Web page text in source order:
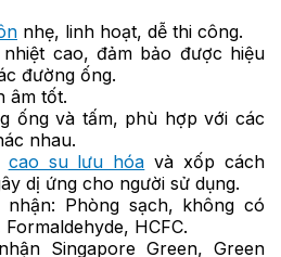
nhẹ, linh hoạt, dễ thi công.
cao, đảm bảo được hiệu
đường ống.
âm tốt.
ống và tấm, phù hợp với các
nhau.
cao su lưu hóa và xốp cách
dị ứng cho người sử dụng.
Phòng sạch, không có
HCFC.
Singapore Green, Green